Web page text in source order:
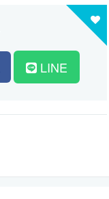
LINE